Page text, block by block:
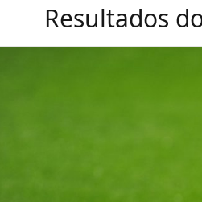
Resultados